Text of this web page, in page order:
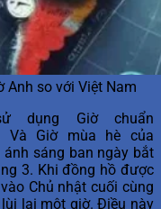
Anh so với Việt Nam
dụng Giờ chuẩn
Và Giờ mùa hè của
sáng ban ngày bắt
3. Khi đồng hồ được
Chủ nhật cuối cùng
lại một giờ. Điều này